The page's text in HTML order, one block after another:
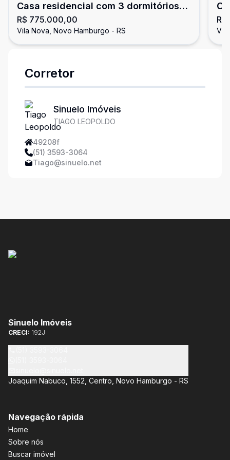
Casa residencial com 3 dormitórios
sendo 1 suíte
R$ 775.000,00
Vila Nova, Novo Hamburgo - RS
Corretor
Sinuelo Imóveis
TIAGO LEOPOLDO
49208f
(51) 3593-3064
Tiago@sinuelo.net
Sinuelo Imóveis
CRECI: 192J
Joaquim Nabuco, 1552, Centro, Novo Hamburgo - RS
Navegação rápida
Home
Sobre nós
Buscar imóvel